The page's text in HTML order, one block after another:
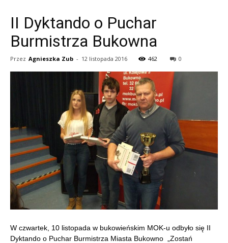
II Dyktando o Puchar
Burmistrza Bukowna
Przez Agnieszka Zub - 12 listopada 2016 462 0
W czwartek, 10 listopada w bukowieńskim MOK-u odbyło się II
Dyktando o Puchar Burmistrza Miasta Bukowno „Zostań